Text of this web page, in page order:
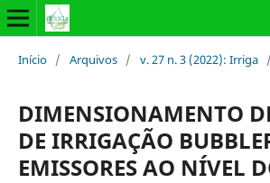
Início / Arquivos / v. 27 n. 3 (2022): Irriga /
DIMENSIONAMENTO
DE IRRIGAÇÃO
EMISSORES AO NÍVEL